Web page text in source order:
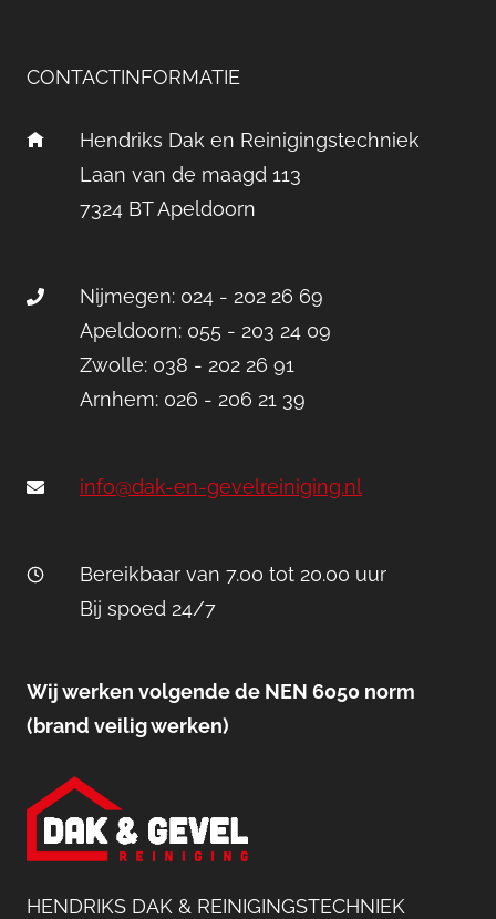
CONTACTINFORMATIE
Hendriks Dak en Reinigingstechniek
Laan van de maagd 113
7324 BT Apeldoorn
Nijmegen: 024 - 202 26 69
Apeldoorn: 055 - 203 24 09
Zwolle: 038 - 202 26 91
Arnhem: 026 - 206 21 39
info@dak-en-gevelreiniging.nl
Bereikbaar van 7.00 tot 20.00 uur
Bij spoed 24/7
Wij werken volgende de NEN 6050 norm
(brand veilig werken)
HENDRIKS DAK & REINIGINGSTECHNIEK